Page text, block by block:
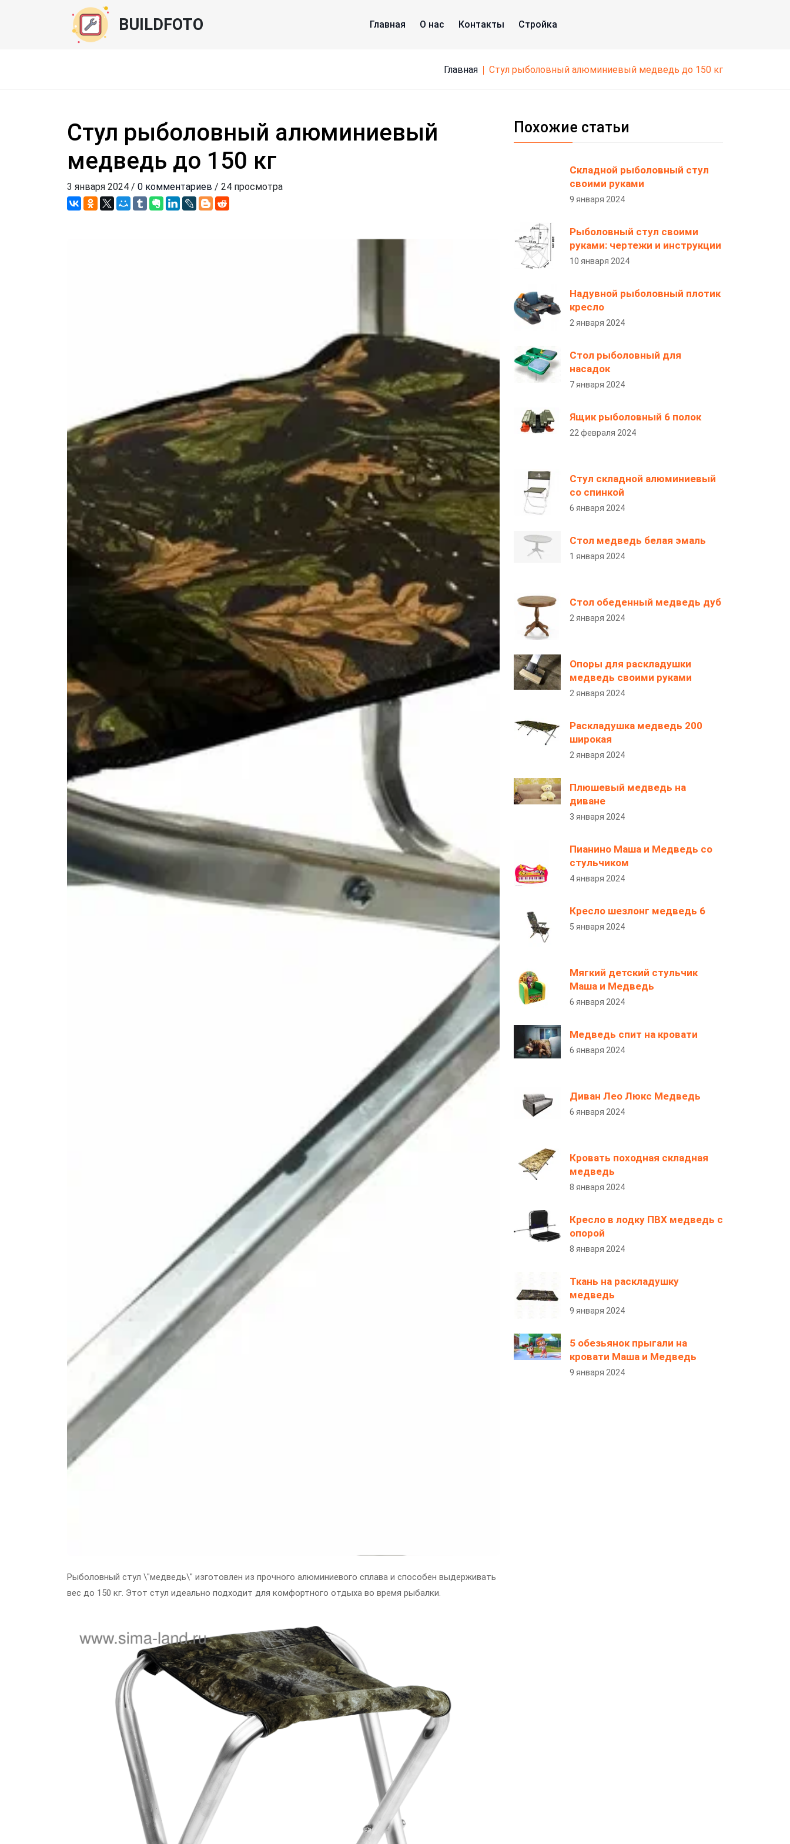
BUILDFOTO Главная О нас Контакты Стройка
Главная стул рыболовный алюминиевый медведь до 150 кг
Стул рыболовный алюминиевый
медведь до 150 кг
3 января 2024 / 0 комментариев / 24 просмотра
Рыболовный стул \"медведь\" изготовлен из прочного алюминиевого сплава и способен выдерживать
вес до 150 кг. Этот стул идеально подходит для комфортного отдыха во время рыбалки.
Похожие статьи
Складной рыболовный стул
своими руками
9 января 2024
Рыболовный стул своими
руками: чертежи и инструкции
10 января 2024
Надувной рыболовный плотик
кресло
2 января 2024
Стол рыболовный для
насадок
7 января 2024
Ящик рыболовный 6 полок
22 февраля 2024
Стул складной алюминиевый
со спинкой
6 января 2024
Стол медведь белая эмаль
1 января 2024
Стол обеденный медведь дуб
2 января 2024
Опоры для раскладушки
медведь своими руками
2 января 2024
Раскладушка медведь 200
широкая
2 января 2024
Плюшевый медведь на
диване
3 января 2024
Пианино Маша и Медведь со
стульчиком
4 января 2024
Кресло шезлонг медведь 6
5 января 2024
Мягкий детский стульчик
Маша и Медведь
6 января 2024
Медведь спит на кровати
6 января 2024
Диван Лео Люкс Медведь
6 января 2024
Кровать походная складная
медведь
8 января 2024
Кресло в лодку ПВХ медведь с
опорой
8 января 2024
Ткань на раскладушку
медведь
9 января 2024
5 обезьянок прыгали на
кровати Маша и Медведь
9 января 2024